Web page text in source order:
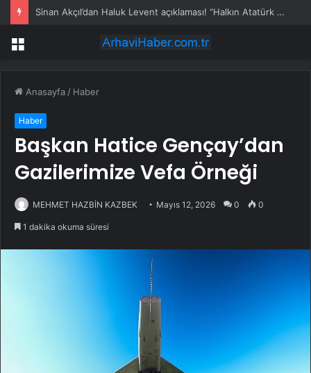
Sinan Akçıl’dan Haluk Levent açıklaması! “Halkın Atatürk zaafını kullandı”
Menü
Anasayfa / Haber
Haber
Başkan Hatice Gençay’dan
Gazilerimize Vefa Örneği
MEHMET HAZBİN KAZBEK Mayıs 12, 2026 0 0
1 dakika okuma süresi